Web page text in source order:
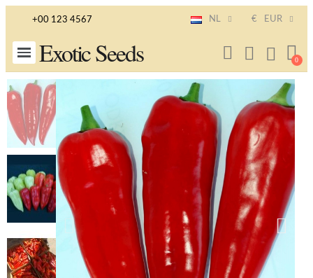
+00 123 4567 NL € EUR
Exotic Seeds